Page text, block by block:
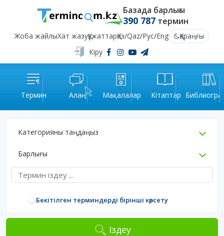
Базада барлығы
390 787термин
Жоба жайлыХат жазуҚұжаттарҚаз/Qaz/Рус/Eng
Қараңғы
Кіру
Термин Алаң Мақалалар Кітаптар
Категорияны таңдаңыз
Барлығы
Бекітілген терминдерді бірінші көрсету
Іздеу